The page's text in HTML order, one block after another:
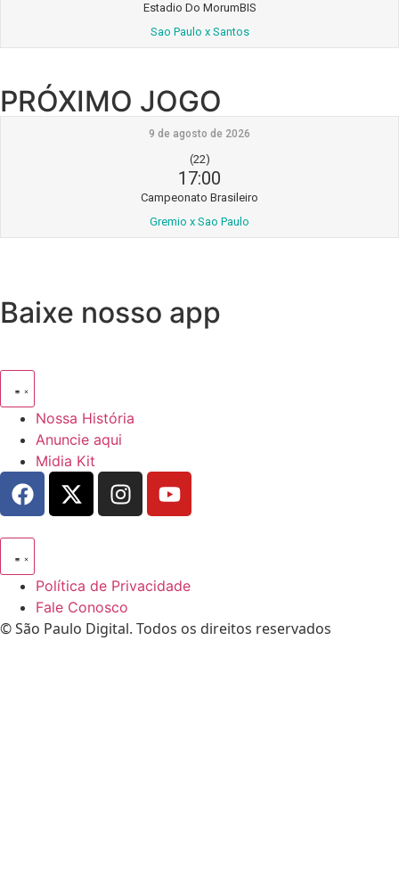
Estadio Do MorumBIS
Sao Paulo x Santos
PRÓXIMO JOGO
9 de agosto de 2026
(22)
17:00
Campeonato Brasileiro
Gremio x Sao Paulo
Baixe nosso app
Nossa História
Anuncie aqui
Midia Kit
Política de Privacidade
Fale Conosco
© São Paulo Digital. Todos os direitos reservados